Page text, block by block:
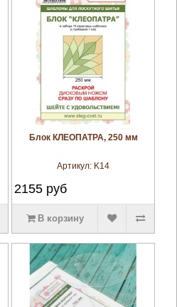
увеличить
Блок КЛЕОПАТРА, 250 мм
Артикул: K14
2155 руб
В корзину